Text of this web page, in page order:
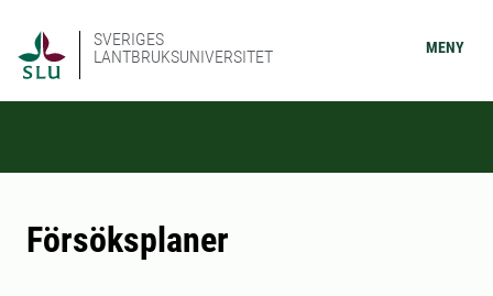
SVERIGES
LANTBRUKSUNIVERSITET
MENY
Försöksplaner